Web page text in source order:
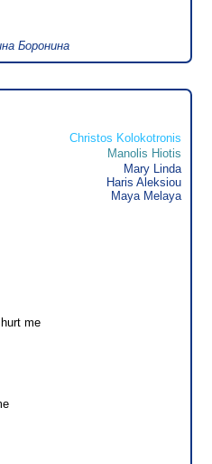
Боронина
Christos Kolokotronis
Manolis Hiotis
Mary Linda
Haris Aleksiou
Maya Melaya
me